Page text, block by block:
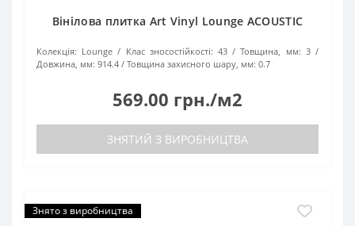
Вінілова плитка Art Vinyl Lounge ACOUSTIC
Колекція: Lounge Клас зносостійкості: 43 Товщина, мм: 3
Довжина, мм: 914.4 Товщина захисного шару, мм: 0.7
569.00 грн./м2
ЗНЯТИЙ З ВИРОБНИЦТВА
Знято з виробництва